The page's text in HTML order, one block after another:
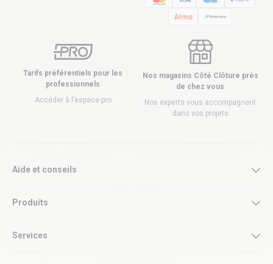
Tarifs préférentiels pour les
professionnels
Accéder à l’espace pro
Nos magasins Côté Clôture près
de chez vous
Nos experts vous accompagnent
dans vos projets
Aide et conseils
Produits
Services